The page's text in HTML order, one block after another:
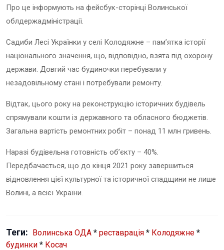
Про це інформують на фейсбук-сторінці Волинської
облдержадміністрації.
Садиби Лесі Українки у селі Колодяжне – пам’ятка історії
національного значення, що, відповідно, взята під охорону
держави. Довгий час будиночки перебували у
незадовільному стані і потребували ремонту.
Відтак, цього року на реконструкцію історичних будівель
спрямували кошти із державного та обласного бюджетів.
Загальна вартість ремонтних робіт – понад 11 млн гривень.
Наразі будівельна готовність об’єкту – 40%.
Передбачається, що до кінця 2021 року завершиться
відновлення цієї культурної та історичної спадщини не лише
Волині, а всієї України.
Теги: Волинська ОДА * реставрація * Колодяжне *
будинки * Косач